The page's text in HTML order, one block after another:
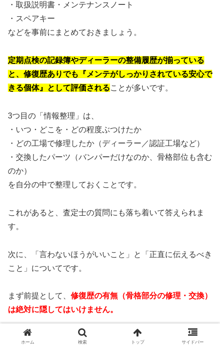
・取扱説明書・メンテナンスノート
・スペアキー
などを事前にまとめておきましょう。
定期点検の記録簿やディーラーの整備履歴が揃っている
と、修復歴ありでも『メンテがしっかりされている安心で
きる個体』として評価されることが多いです。
3つ目の「情報整理」は、
・いつ・どこを・どの程度ぶつけたか
・どの工場で修理したか（ディーラー／認証工場など）
・交換したパーツ（バンパーだけなのか、骨格部位も含む
のか）
を自分の中で整理しておくことです。
これがあると、査定士の質問にも落ち着いて答えられま
す。
次に、「言わないほうがいいこと」と「正直に伝えるべき
こと」についてです。
まず前提として、 修復歴の有無（骨格部分の修理・交換）
は絶対に隠してはいけません。
ホーム 検索 トップ サイドバー